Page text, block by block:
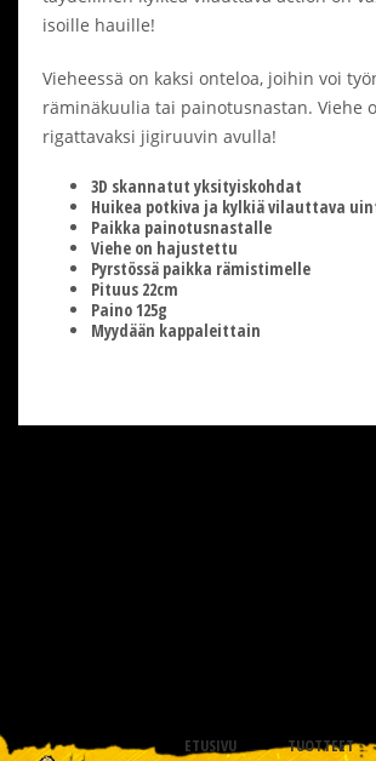
isoille hauille!
Vieheessä on kaksi onteloa, joihin voi
räminäkuulia tai painotusnastan. Viehe
rigattavaksi jigiruuvin avulla!
3D skannatut yksityiskohdat
Huikea potkiva ja kylkiä vilauttava
Paikka painotusnastalle
Viehe on hajustettu
Pyrstössä paikka rämistimelle
Pituus 22cm
Paino 125g
Myydään kappaleittain
ETUSIVU TUOTTEET